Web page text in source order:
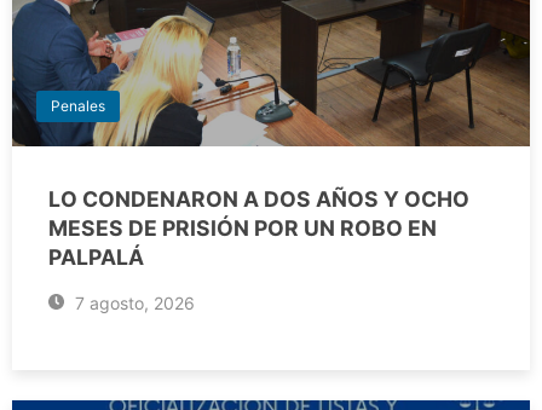
Penales
LO CONDENARON A DOS AÑOS Y OCHO
MESES DE PRISIÓN POR UN ROBO EN
PALPALÁ
7 agosto, 2026